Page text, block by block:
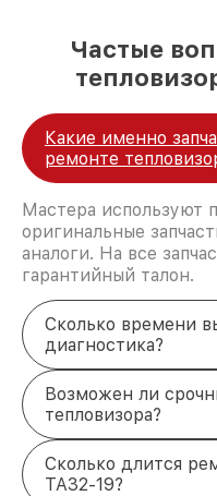
Частые
Какие именно
ремонте
Мастера используют
оригинальные
аналоги. На все
гарантийный талон.
Сколько времени
диагностика?
Возможен ли
тепловизора?
Сколько длится
TA32-19?